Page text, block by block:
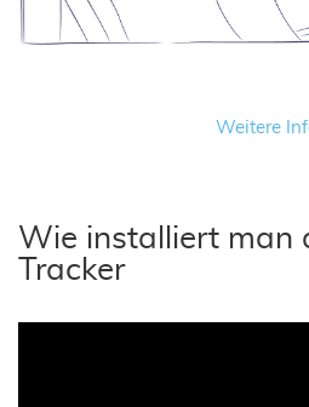
Weitere
Wie installiert man
Tracker